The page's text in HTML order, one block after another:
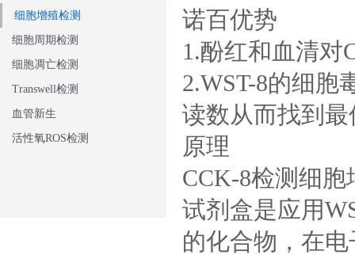
细胞增殖检测
细胞周期检测
细胞凋亡检测
Transwell检测
血管新生
活性氧ROS检测
诺百优势
1.酚红和血清对
2.WST-8的细胞
读数从而找到
原理
CCK-8检测细胞
试剂盒是应用
的化合物，在